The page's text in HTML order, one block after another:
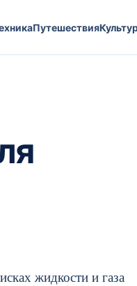
Путешествия
жидкости и газа